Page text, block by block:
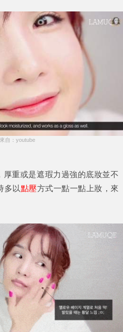
來自：youtube
厚重或是遮瑕力過強的底妝並不
多以點壓方式一點一點上妝，來